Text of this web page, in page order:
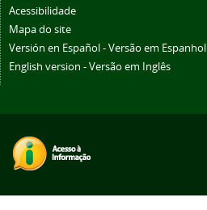
Acessibilidade
Mapa do site
Versión en Español - Versão em Espanhol
English version - Versão em Inglês